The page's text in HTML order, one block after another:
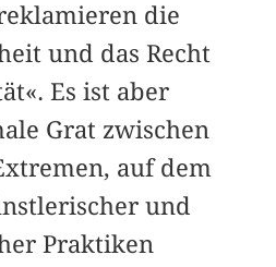
die
und das Recht
Es ist aber
Grat zwischen
auf dem
und
Praktiken